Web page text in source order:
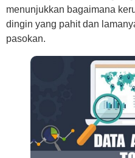
menunjukkan bagaimana
dingin yang pahit dan
pasokan.